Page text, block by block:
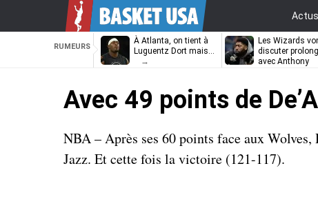
Actus
RUMEURS
À Atlanta, on tient à
Luguentz Dort mais…
Les Wizards
discuter
avec Anthony
Avec 49 points de
NBA – Après ses 60 points face aux Wolves,
Jazz. Et cette fois la victoire (121-117).